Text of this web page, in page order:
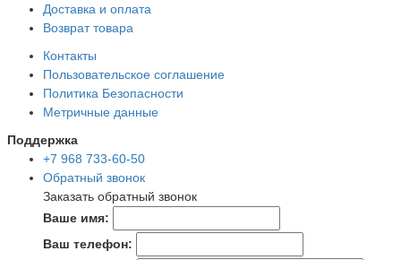
Доставка и оплата
Возврат товара
Контакты
Пользовательское соглашение
Политика Безопасности
Метричные данные
Поддержка
+7 968 733-60-50
Обратный звонок
Заказать обратный звонок
Ваше имя:
Ваш телефон: